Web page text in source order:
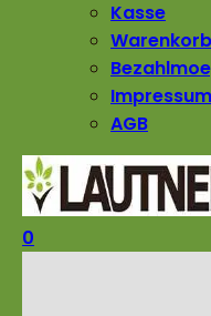
Kasse
Warenkorb
Impressum
AGB
0